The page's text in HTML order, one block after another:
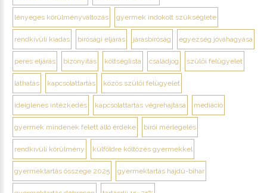
lényeges körülményváltozás gyermek indokolt szükséglete
rendkívüli kiadás bírósági eljárás járásbíróság egyezség jóváhagyása
peres eljárás bizonyítás költséglista családjog szülői felügyelet
láthatás kapcsolattartás közös szülői felügyelet
ideiglenes intézkedés kapcsolattartás végrehajtása mediáció
gyermek mindenek felett álló érdeke bírói mérlegelés
rendkívüli körülmény külföldre költözés gyermekkel
gyermektartás összege 2025 gyermektartás hajdú-bihar